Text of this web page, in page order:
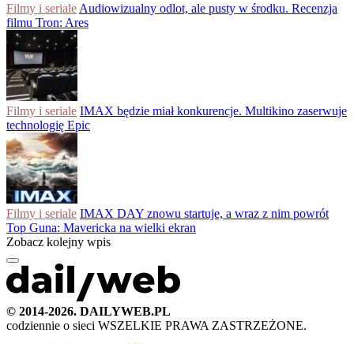
Filmy i seriale Audiowizualny odlot, ale pusty w środku. Recenzja
filmu Tron: Ares
Filmy i seriale IMAX będzie miał konkurencje. Multikino zaserwuje
technologię Epic
Filmy i seriale IMAX DAY znowu startuje, a wraz z nim powrót
Top Guna: Mavericka na wielki ekran
Zobacz kolejny wpis
© 2014-2026. DAILYWEB.PL
codziennie o sieci WSZELKIE PRAWA ZASTRZEŻONE.